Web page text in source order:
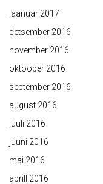
jaanuar 2017
detsember 2016
november 2016
oktoober 2016
september 2016
august 2016
juuli 2016
juuni 2016
mai 2016
aprill 2016